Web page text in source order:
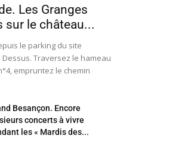
Les Granges
sur le château...
le parking du site
Traversez le hameau
empruntez le chemin
Besançon. Encore
concerts à vivre
les « Mardis des...